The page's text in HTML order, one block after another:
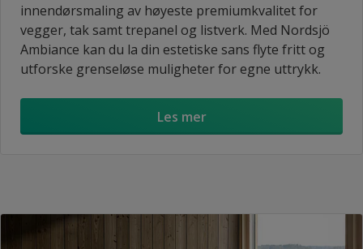
innendørsmaling av høyeste premiumkvalitet for
vegger, tak samt trepanel og listverk. Med Nordsjö
Ambiance kan du la din estetiske sans flyte fritt og
utforske grenseløse muligheter for egne uttrykk.
Les mer